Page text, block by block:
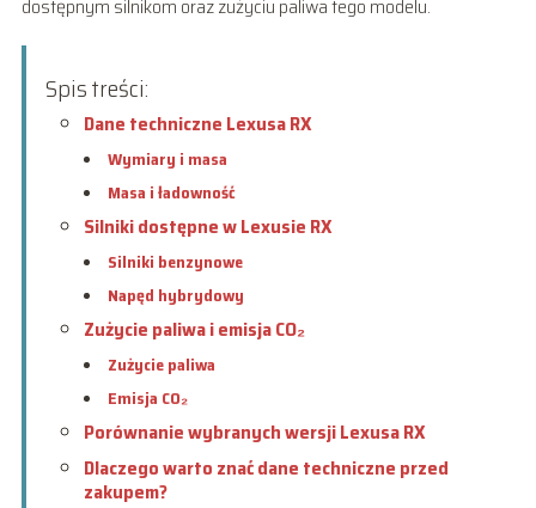
dostępnym silnikom oraz zużyciu paliwa tego modelu.
Spis treści:
Dane techniczne Lexusa RX
Wymiary i masa
Masa i ładowność
Silniki dostępne w Lexusie RX
Silniki benzynowe
Napęd hybrydowy
Zużycie paliwa i emisja CO₂
Zużycie paliwa
Emisja CO₂
Porównanie wybranych wersji Lexusa RX
Dlaczego warto znać dane techniczne przed
zakupem?